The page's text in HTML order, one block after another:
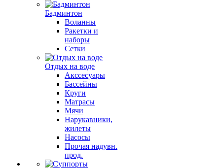
Бадминтон
Воланны
Ракетки и
наборы
Сетки
Отдых на воде
Акссесуары
Бассейны
Круги
Матрасы
Мячи
Нарукавники,
жилеты
Насосы
Прочая надувн.
прод.